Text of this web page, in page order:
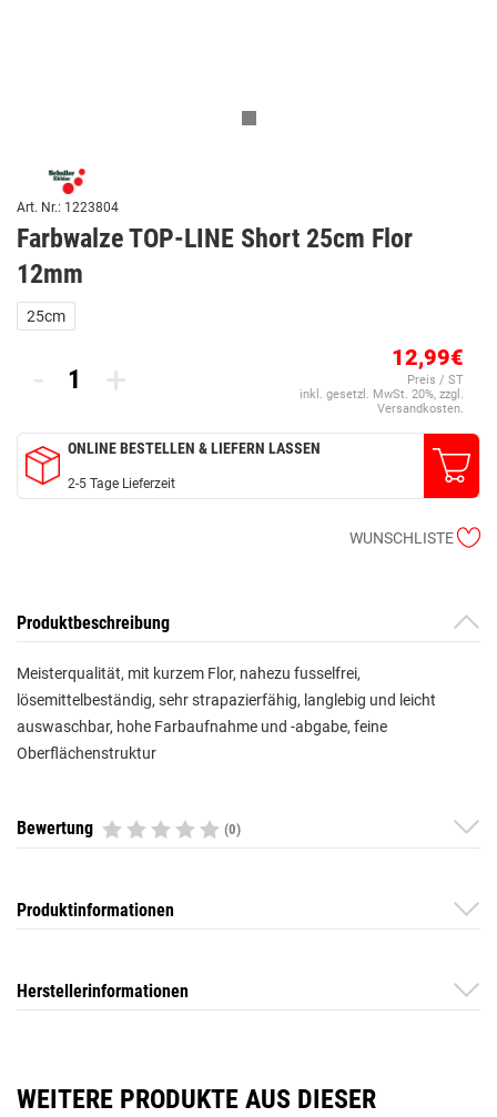
Art. Nr.: 1223804
Farbwalze TOP-LINE Short 25cm Flor
12mm
25cm
- + 12,99€
Preis / ST
inkl. gesetzl. MwSt. 20%, zzgl.
Versandkosten.
ONLINE BESTELLEN & LIEFERN LASSEN
2-5 Tage Lieferzeit
WUNSCHLISTE
Produktbeschreibung
Meisterqualität, mit kurzem Flor, nahezu fusselfrei,
lösemittelbeständig, sehr strapazierfähig, langlebig und leicht
auswaschbar, hohe Farbaufnahme und -abgabe, feine
Oberflächenstruktur
Bewertung (0)
Produktinformationen
Herstellerinformationen
WEITERE PRODUKTE AUS DIESER